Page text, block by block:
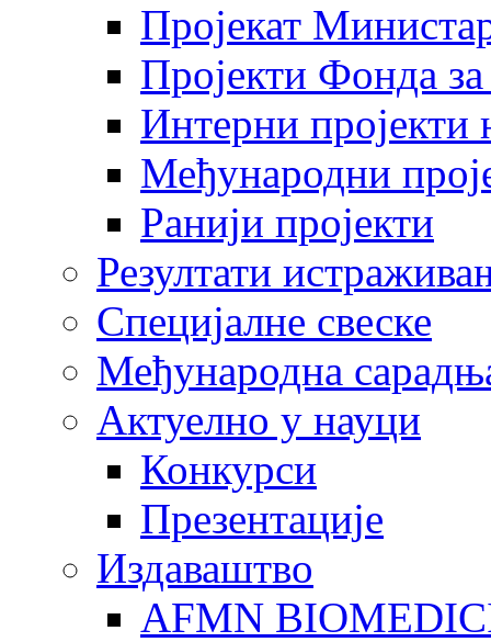
Пројекат
Пројекти Фонда
Интерни пројекти
Међународни
Ранији пројекти
Резултати
Специјалне свеске
Међународна
Актуелно у науци
Конкурси
Презентације
Издаваштво
AFMN